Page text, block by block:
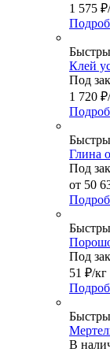
1 575 ₽
Клей
Под
1 720 ₽
Глина
Под
от 50
Под
51 ₽/кг
В